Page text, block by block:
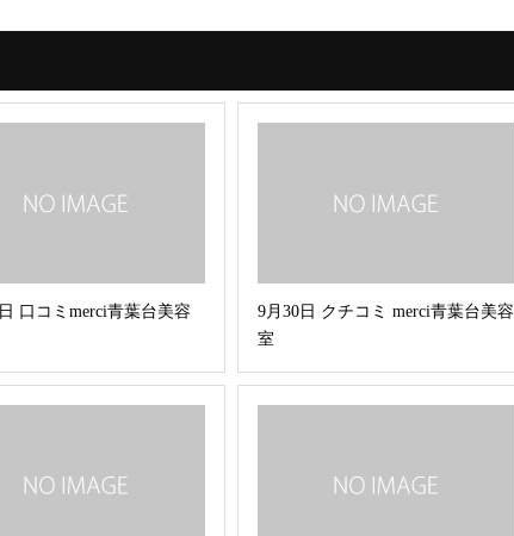
口コミmerci青葉台美容
9月30日 クチコミ merci青葉台美容
室